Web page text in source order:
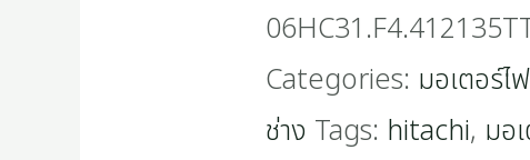
Categories: มอเตอร์ไ
ช่าง Tags: hitachi, มอ